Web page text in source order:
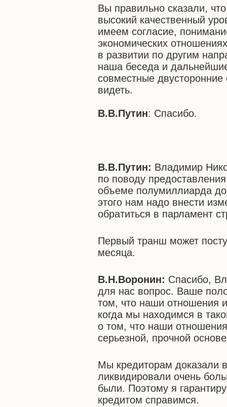
Вы правильно сказали,
высокий качественный
имеем согласие,
экономических
в развитии по другим
наша беседа и
совместные
видеть.
В.В.Путин: Спасибо.
В.В.Путин: Владимир
по поводу
объеме полумиллиарда
этого нам надо внести
обратиться в парламент
Первый транш может
месяца.
В.Н.Воронин: Спасибо,
для нас вопрос. Ваше
том, что наши отношения
когда мы находимся в
о том, что наши
серьезной, прочной
Мы кредиторам доказали
ликвидировали очень
были. Поэтому я
кредитом справимся.